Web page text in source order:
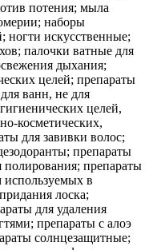
потения; мыла
наборы
ногти искусственные;
палочки ватные для
дыхания;
целей; препараты
ванн, не для
целей,
косметических,
для завивки волос;
препараты
полирования; препараты
используемых в
лоска;
для удаления
препараты с алоэ
солнцезащитные;